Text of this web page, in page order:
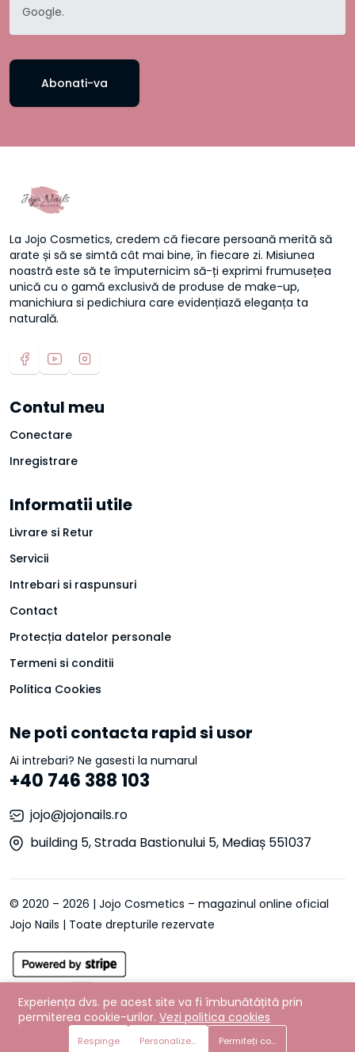
Google.
Abonati-va
La Jojo Cosmetics, credem că fiecare persoană merită să
arate și să se simtă cât mai bine, în fiecare zi. Misiunea
noastră este să te împuternicim să-ți exprimi frumusețea
unică cu o gamă exclusivă de produse de make-up,
manichiura si pedichiura care evidențiază eleganța ta
naturală.
Contul meu
Conectare
Inregistrare
Informatii utile
Livrare si Retur
Servicii
Intrebari si raspunsuri
Contact
Protecția datelor personale
Termeni si conditii
Politica Cookies
Ne poti contacta rapid si usor
Ai intrebari? Ne gasesti la numarul
+40 746 388 103
jojo@jojonails.ro
building 5, Strada Bastionului 5, Mediaș 551037
© 2020 – 2026 | Jojo Cosmetics – magazinul online oficial
Jojo Nails | Toate drepturile rezervate
Experiența dvs. pe acest site va fi îmbunătățită prin
permiterea cookie-urilor. Vezi politica cookies
Respinge Personalizează preferințePermiteți cookie-urile